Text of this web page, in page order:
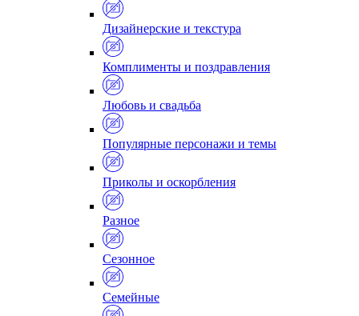
Дизайнерские и текстура
Комплименты и поздравления
Любовь и свадьба
Популярные персонажи и темы
Приколы и оскорбления
Разное
Сезонное
Семейные